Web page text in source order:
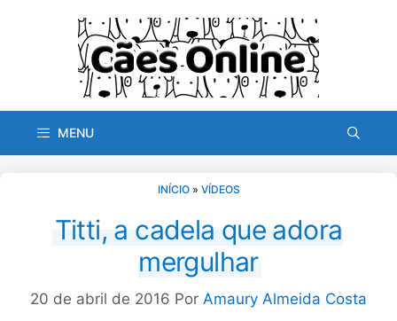
MENU
INÍCIO» VÍDEOS
Titti, a cadela que adora
mergulhar
20 de abril de 2016 Por Amaury Almeida Costa